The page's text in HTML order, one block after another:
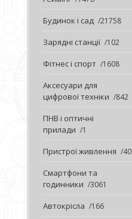
Будинок і сад 21758
Зарядні станції 102
Фітнес і спорт 1608
Аксесуари для
цифрової техніки
842
ПНВ і оптичні
прилади
1
Пристрої живлення 40
Смартфони та
годинники
3061
Автокрісла 166